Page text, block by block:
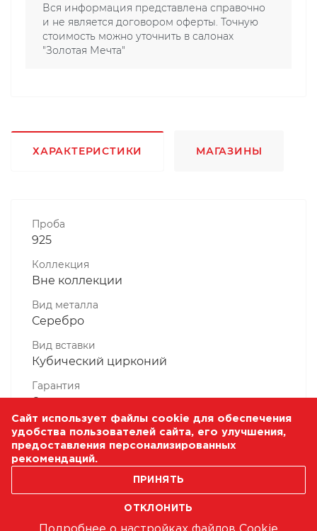
Вся информация представлена справочно
и не является договором оферты. Точную
стоимость можно уточнить в салонах
"Золотая Мечта"
ХАРАКТЕРИСТИКИ МАГАЗИНЫ
Проба
925
Коллекция
Вне коллекции
Вид металла
Серебро
Вид вставки
Кубический цирконий
Гарантия
6 месяцев
Комплектность, шт
1 Штука
Масса, гр
Сайт использует файлы cookie для обеспечения
удобства пользователей сайта, его улучшения,
предоставления персонализированных
рекомендаций.
ПРИНЯТЬ
ОТКЛОНИТЬ